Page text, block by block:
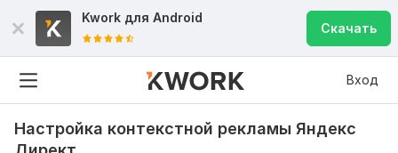
Kwork для Android
Скачать
Вход
Настройка контекстной рекламы Яндекс